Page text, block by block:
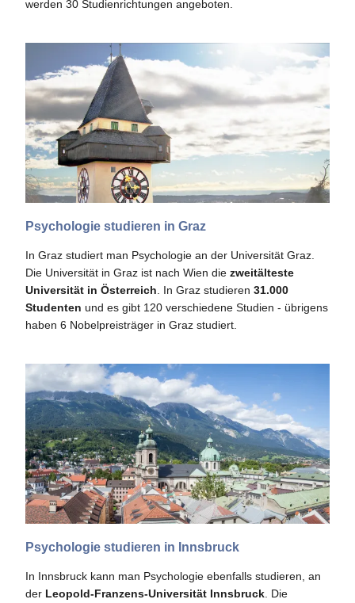
werden 30 Studienrichtungen angeboten.
Psychologie studieren in Graz
In Graz studiert man Psychologie an der Universität Graz.
Die Universität in Graz ist nach Wien die zweitälteste
Universität in Österreich . In Graz studieren 31.000
Studenten und es gibt 120 verschiedene Studien - übrigens
haben 6 Nobelpreisträger in Graz studiert.
Psychologie studieren in Innsbruck
In Innsbruck kann man Psychologie ebenfalls studieren, an
der Leopold-Franzens-Universität Innsbruck . Die